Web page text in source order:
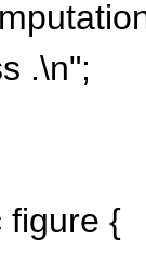
.\n";
figure {